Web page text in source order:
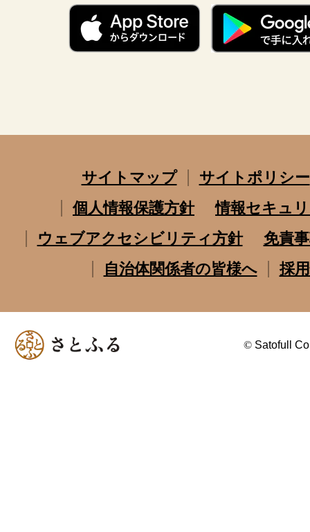
サイトマップ
サイトポリシー
個人情報保護方針
情報セキュ
ウェブアクセシビリティ方針
免責
自治体関係者の皆様へ
採
© Satofull